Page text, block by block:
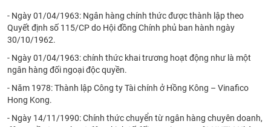
- Ngày 01/04/1963: Ngân hàng chính thức được thành lập theo
Quyết định số 115/CP do Hội đồng Chính phủ ban hành ngày
30/10/1962.
- Ngày 01/04/1963: chính thức khai trương hoạt động như là một
ngân hàng đối ngoại độc quyền.
- Năm 1978: Thành lập Công ty Tài chính ở Hồng Kông – Vinafico
Hong Kong.
- Ngày 14/11/1990: Chính thức chuyển từ ngân hàng chuyên doanh,
ÍCH
BẤT